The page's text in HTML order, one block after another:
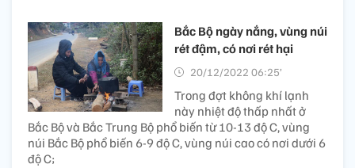
Bắc Bộ ngày nắng, vùng núi
rét đậm, có nơi rét hại
20/12/2022 06:25’
Trong đợt không khí lạnh
này nhiệt độ thấp nhất ở
Bắc Bộ và Bắc Trung Bộ phổ biến từ 10-13 độ C, vùng
núi Bắc Bộ phổ biến 6-9 độ C, vùng núi cao có nơi dưới 6
độ C;